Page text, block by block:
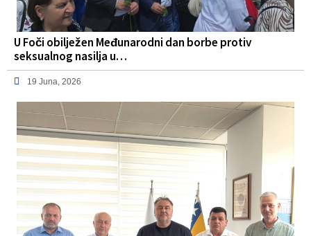
U Foči obilježen Međunarodni dan borbe protiv
seksualnog nasilja u…
19 Juna, 2026